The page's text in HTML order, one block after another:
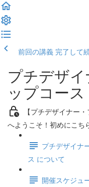
前回の講義 完了して
プチデザ
ップコース
【プチデザイナー
へようこそ！初めにこち
プチデザイナ
ス について
開催スケジュ